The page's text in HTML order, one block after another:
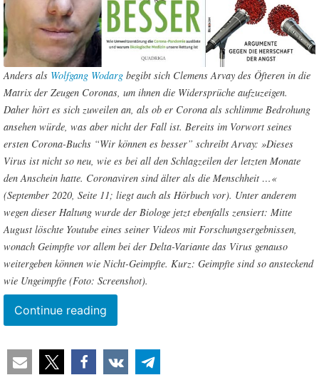
Anders als Wolfgang Wodarg begibt sich Clemens Arvay des Öfteren in die
Matrix der Zeugen Coronas, um ihnen die Widersprüche aufzuzeigen.
Daher hört es sich zuweilen an, als ob er Corona als schlimme Bedrohung
ansehen würde, was aber nicht der Fall ist. Bereits im Vorwort seines
ersten Corona-Buchs “Wir können es besser” schreibt Arvay: »Dieses
Virus ist nicht so neu, wie es bei all den Schlagzeilen der letzten Monate
den Anschein hatte. Coronaviren sind älter als die Menschheit …«
(September 2020, Seite 11; liegt auch als Hörbuch vor). Unter anderem
wegen dieser Haltung wurde der Biologe jetzt ebenfalls zensiert: Mitte
August löschte Youtube eines seiner Videos mit Forschungsergebnissen,
wonach Geimpfte vor allem bei der Delta-Variante das Virus genauso
weitergeben können wie Nicht-Geimpfte. Kurz: Geimpfte sind so ansteckend
wie Ungeimpfte (Foto: Screenshot).
Continue reading
Arvay:
Corona-
Geimpfte